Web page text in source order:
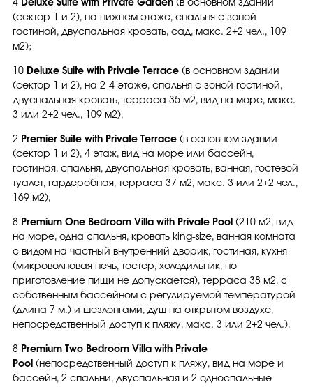
4 Deluxe Suite with Private Garden (в основном здании
(сектор 1 и 2), на нижнем этаже, спальня с зоной
гостиной, двуспальная кровать, сад, макс. 2+2 чел., 109
м2);
10 Deluxe Suite with Private Terrace (в основном здании
(сектор 1 и 2), на 2-4 этаже, спальня с зоной гостиной,
двуспальная кровать, терраса 35 м2, вид на море, макс.
3 или 2+2 чел., 109 м2),
2 Premier Suite with Private Terrace (в основном здании
(сектор 1 и 2), 4 этаж, вид на море или бассейн,
гостиная, спальня, двуспальная кровать, ванная, гостевой
туалет, гардеробная, терраса 37 м2, макс. 3 или 2+2 чел.,
169 м2),
8 Premium One Bedroom Villa with Private Pool (210 м2, вид
на море, одна спальня, кровать king-size, ванная комната
с видом на частный внутренний дворик, гостиная, кухня
(микроволновая печь, тостер, холодильник, но
приготовление пищи не допускается), терраса 38 м2, с
собственным бассейном с регулируемой температурой
(длина 7 м.) и шезлонгами, душ на открытом воздухе,
непосредственный доступ к пляжу, макс. 3 или 2+2 чел.),
8 Premium Two Bedroom Villa with Private
Pool (непосредственный доступ к пляжу, вид на море и
бассейн, 2 спальни, двуспальная и 2 односпальные